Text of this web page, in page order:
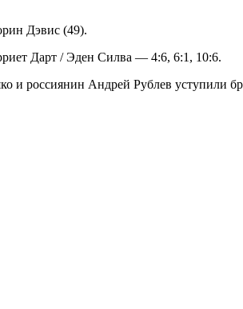
Дэвис (49).
Дарт / Эден Силва — 4:6, 6:1, 10:6.
и россиянин Андрей Рублев уступили